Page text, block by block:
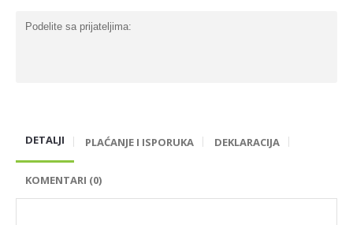
SIR I SIRNI NAMAZI
SVEZE MESO - SVINJSKO
SVEZE MESO - JUNECE
Podelite sa prijateljima:
DETALJI PLAĆANJE I ISPORUKA DEKLARACIJA
KOMENTARI (0)